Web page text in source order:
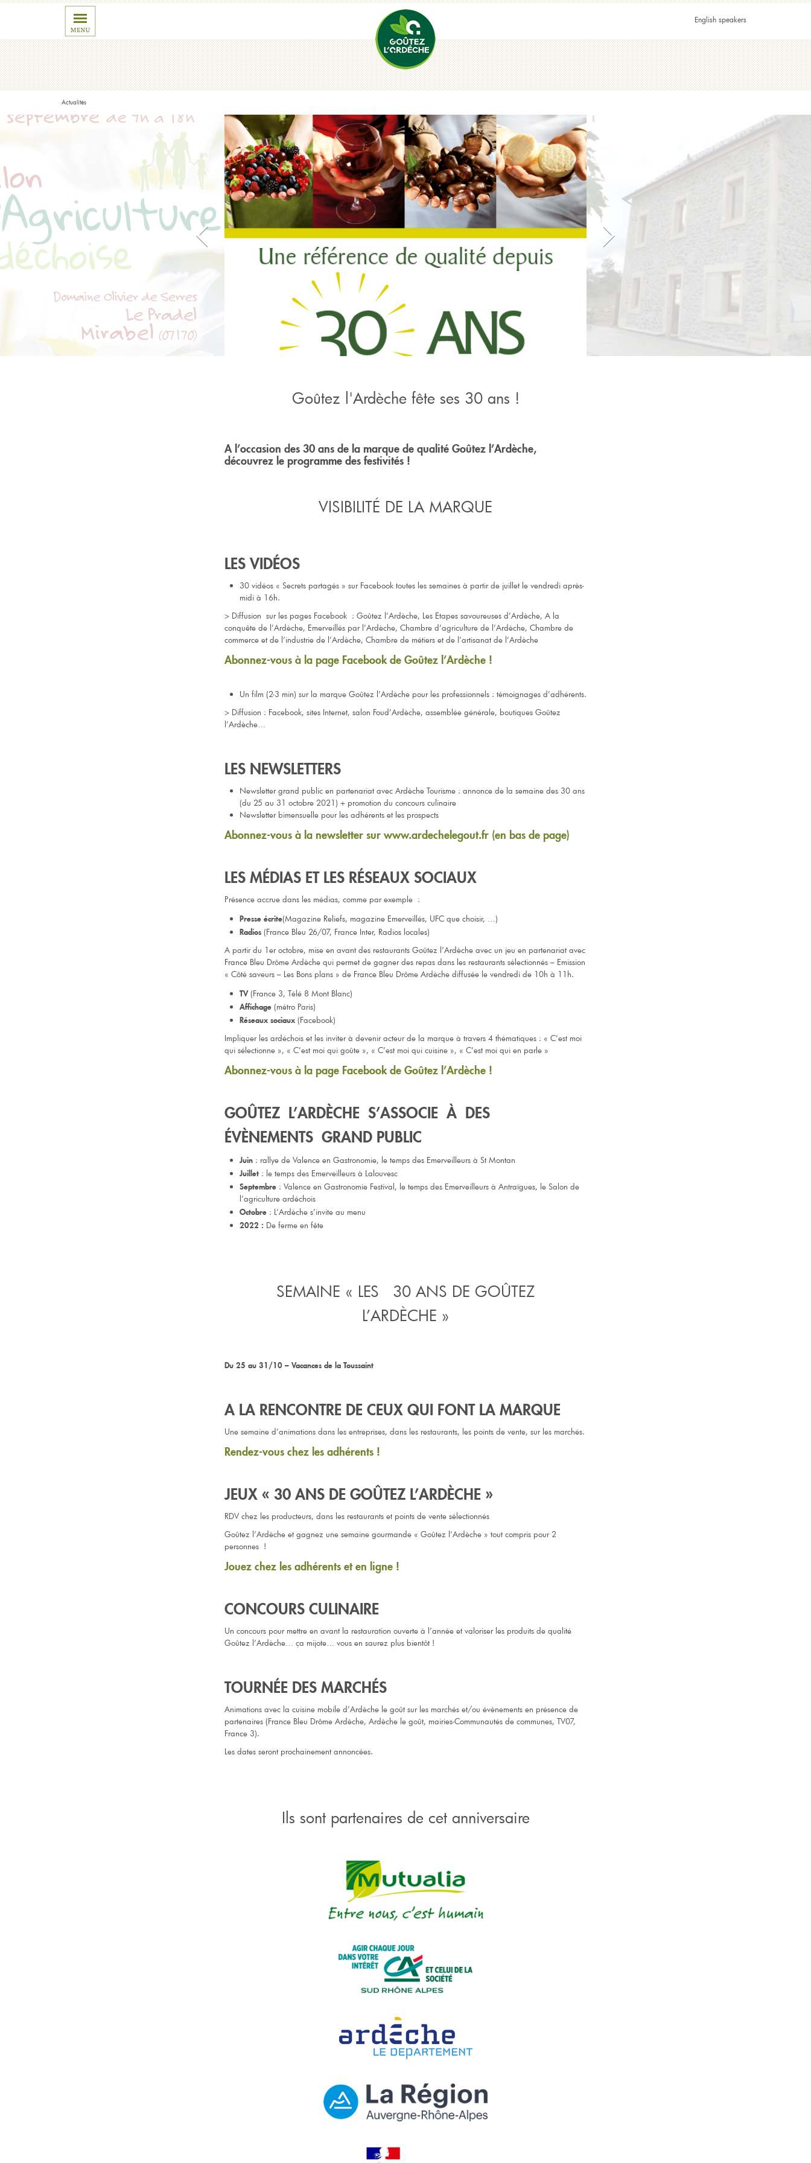
English speakers
Actualités
Goûtez l'Ardèche fête ses 30 ans !
A l’occasion des 30 ans de la marque de qualité Goûtez l’Ardèche,
découvrez le programme des festivités !
VISIBILITÉ DE LA MARQUE
LES VIDÉOS
30 vidéos « Secrets partagés » sur Facebook toutes les semaines à partir de juillet le vendredi après-
midi à 16h.
> Diffusion sur les pages Facebook : Goûtez l’Ardèche, Les Etapes savoureuses d’Ardèche, A la
conquête de l’Ardèche, Emerveillés par l’Ardèche, Chambre d’agriculture de l’Ardèche, Chambre de
commerce et de l’industrie de l’Ardèche, Chambre de métiers et de l’artisanat de l’Ardèche
Abonnez-vous à la page Facebook de Goûtez l’Ardèche !
Un film (2-3 min) sur la marque Goûtez l’Ardèche pour les professionnels : témoignages d’adhérents.
> Diffusion : Facebook, sites Internet, salon Foud’Ardèche, assemblée générale, boutiques Goûtez
l’Ardèche…
LES NEWSLETTERS
Newsletter grand public en partenariat avec Ardèche Tourisme : annonce de la semaine des 30 ans
(du 25 au 31 octobre 2021) + promotion du concours culinaire
Newsletter bimensuelle pour les adhérents et les prospects
Abonnez-vous à la newsletter sur www.ardechelegout.fr (en bas de page)
LES MÉDIAS ET LES RÉSEAUX SOCIAUX
Présence accrue dans les médias, comme par exemple :
Presse écrite(Magazine Reliefs, magazine Emerveillés, UFC que choisir, …)
Radios (France Bleu 26/07, France Inter, Radios locales)
A partir du 1er octobre, mise en avant des restaurants Goûtez l’Ardèche avec un jeu en partenariat avec
France Bleu Drôme Ardèche qui permet de gagner des repas dans les restaurants sélectionnés – Emission
« Côté saveurs – Les Bons plans » de France Bleu Drôme Ardèche diffusée le vendredi de 10h à 11h.
TV(France 3, Télé 8 Mont Blanc)
Affichage (métro Paris)
Réseaux sociaux (Facebook)
Impliquer les ardéchois et les inviter à devenir acteur de la marque à travers 4 thématiques : « C’est moi
qui sélectionne », « C’est moi qui goûte », « C’est moi qui cuisine », « C’est moi qui en parle »
Abonnez-vous à la page Facebook de Goûtez l’Ardèche !
GOÛTEZ L’ARDÈCHE S’ASSOCIE À DES
ÉVÈNEMENTS GRAND PUBLIC
Juin : rallye de Valence en Gastronomie, le temps des Emerveilleurs à St Montan
Juillet : le temps des Emerveilleurs à Lalouvesc
Septembre
: Valence en Gastronomie Festival, le temps des Emerveilleurs à Antraïgues, le Salon de
l’agriculture ardéchois
Octobre : L’Ardèche s’invite au menu
2022 : De ferme en fête
SEMAINE « LES 30 ANS DE GOÛTEZ
L’ARDÈCHE »
Du 25 au 31/10 – Vacances de la Toussaint
A LA RENCONTRE DE CEUX QUI FONT LA MARQUE
Une semaine d’animations dans les entreprises, dans les restaurants, les points de vente, sur les marchés.
Rendez-vous chez les adhérents !
JEUX « 30 ANS DE GOÛTEZ L’ARDÈCHE »
RDV chez les producteurs, dans les restaurants et points de vente sélectionnés
Goûtez l’Ardèche et gagnez une semaine gourmande « Goûtez l’Ardèche » tout compris pour 2
personnes !
Jouez chez les adhérents et en ligne !
CONCOURS CULINAIRE
Un concours pour mettre en avant la restauration ouverte à l’année et valoriser les produits de qualité
Goûtez l’Ardèche… ça mijote… vous en saurez plus bientôt !
TOURNÉE DES MARCHÉS
Animations avec la cuisine mobile d’Ardèche le goût sur les marchés et/ou évènements en présence de
partenaires (France Bleu Drôme Ardèche, Ardèche le goût, mairies-Communautés de communes, TV07,
France 3).
Les dates seront prochainement annoncées.
Ils sont partenaires de cet anniversaire